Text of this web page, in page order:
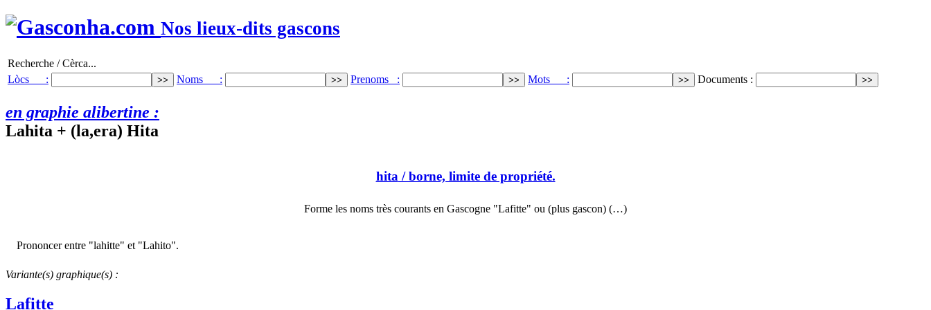
Nos lieux-dits gascons
Recherche / Cèrca...
Lòcs :
Noms : Prenoms : Mots : Documents :
en graphie alibertine :
Lahita + (la,era) Hita
hita/ borne, limite de propriété.
Forme les noms très courants en Gascogne "Lafitte" ou (plus gascon) (…)
Prononcer entre "lahitte" et "Lahito".
Variante(s) graphique(s) :
Lafitte